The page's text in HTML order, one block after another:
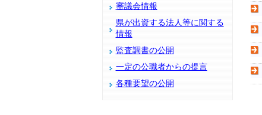
審議会情報
県が出資する法人等に関する
情報
監査調書の公開
一定の公職者からの提言
各種要望の公開